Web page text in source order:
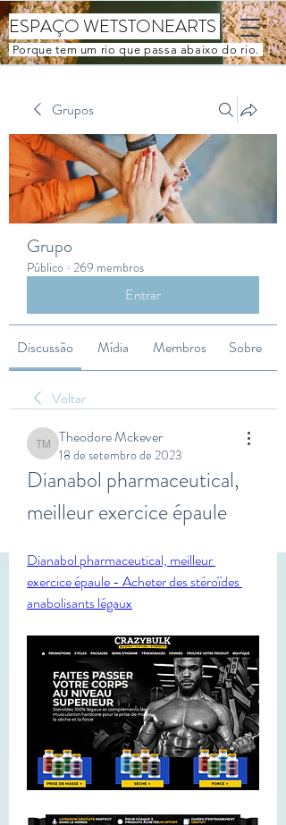
ESPAÇO WETSTONEARTS
Porque tem um rio que passa abaixo do rio.
Grupos
Grupo
Público · 269 membros
Entrar
Discussão Mídia Membros Sobre
Voltar
Theodore Mckever
Theodore Mckever
18 de setembro de 2023
Dianabol pharmaceutical,
meilleur exercice épaule
Dianabol pharmaceutical, meilleur
exercice épaule - Acheter des stéroïdes
anabolisants légaux